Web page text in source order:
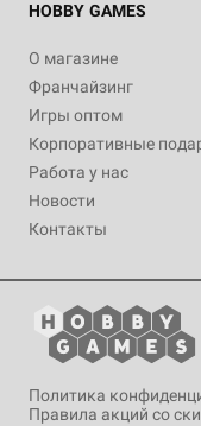
HOBBY GAMES
О магазине
Франчайзинг
Игры оптом
Корпоративные
Работа у нас
Новости
Контакты
Политика
Правила акций со